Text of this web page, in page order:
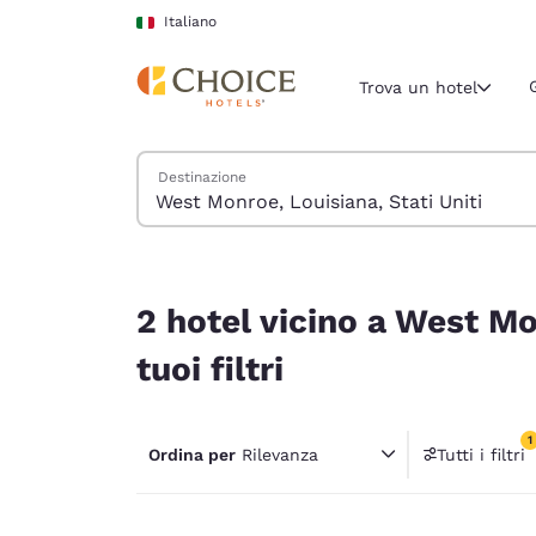
Vai A Contenuto Principale
Italiano
Regione e
Americhe
América
Trova un hotel
Cerca hotel
Destinazione
2 hotel vicino a West
tuoi filtri
Ordina per Rilevanza Tutti i filtri
1
1 filtro